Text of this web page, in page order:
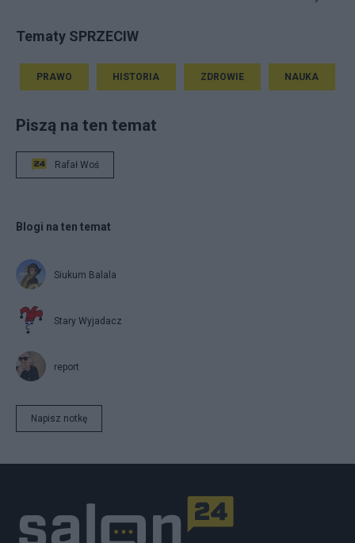
Tematy SPRZECIW
PRAWO HISTORIA ZDROWIE NAUKA
Piszą na ten temat
Rafał Woś
Blogi na ten temat
Siukum Balala
Stary Wyjadacz
report
Napisz notkę